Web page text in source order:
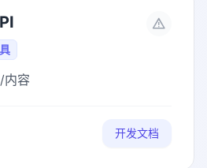
内容
开发文档